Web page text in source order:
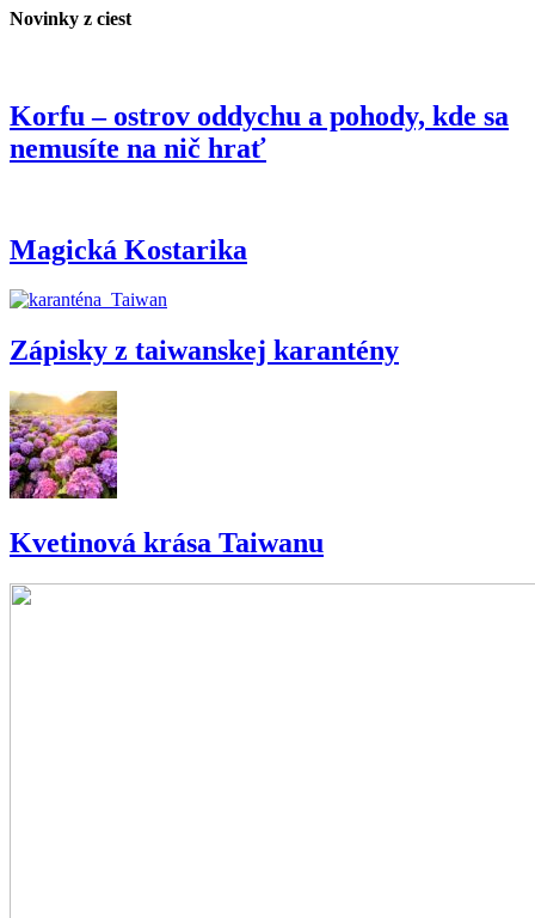
Novinky z ciest
Korfu – ostrov oddychu a pohody, kde sa
nemusíte na nič hrať
Magická Kostarika
Zápisky z taiwanskej karantény
Kvetinová krása Taiwanu